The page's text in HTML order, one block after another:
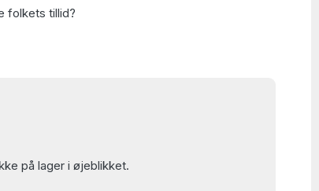
folkets tillid?
på lager i øjeblikket.